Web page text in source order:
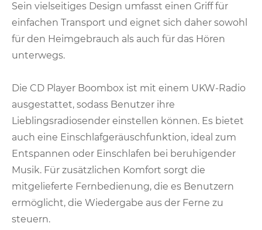
Sein vielseitiges Design umfasst einen Griff für
einfachen Transport und eignet sich daher sowohl
für den Heimgebrauch als auch für das Hören
unterwegs.
Die CD Player Boombox ist mit einem UKW-Radio
ausgestattet, sodass Benutzer ihre
Lieblingsradiosender einstellen können. Es bietet
auch eine Einschlafgeräuschfunktion, ideal zum
Entspannen oder Einschlafen bei beruhigender
Musik. Für zusätzlichen Komfort sorgt die
mitgelieferte Fernbedienung, die es Benutzern
ermöglicht, die Wiedergabe aus der Ferne zu
steuern.